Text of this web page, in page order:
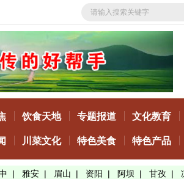
饮食天地 专题报道 文化教育
川菜文化 特色美食 特色产品
| 雅安 | 眉山 | 资阳 | 阿坝 | 甘孜 |